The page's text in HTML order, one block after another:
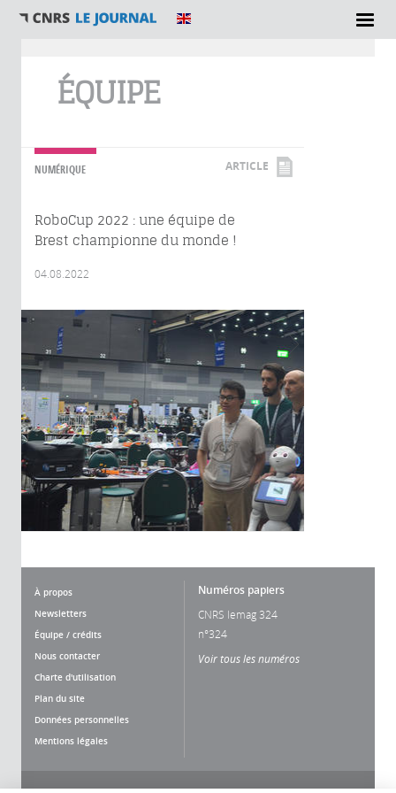
ÉQUIPE
NUMÉRIQUE ARTICLE
RoboCup 2022 : une équipe de
Brest championne du monde !
04.08.2022
À propos
Newsletters
Équipe / crédits
Nous contacter
Charte d'utilisation
Plan du site
Données personnelles
Mentions légales
Numéros papiers
CNRS lemag 324
n°324
Voir tous les numéros